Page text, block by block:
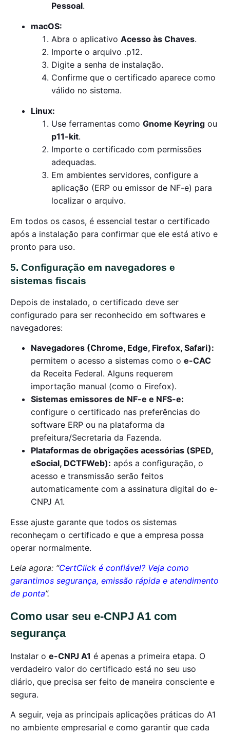
Pessoal.
macOS:
Abra o aplicativo Acesso às Chaves.
Importe o arquivo .p12.
Digite a senha de instalação.
Confirme que o certificado aparece como
válido no sistema.
Linux:
Use ferramentas como Gnome Keyring ou
p11-kit.
Importe o certificado com permissões
adequadas.
Em ambientes servidores, configure a
aplicação (ERP ou emissor de NF-e) para
localizar o arquivo.
Em todos os casos, é essencial testar o certificado
após a instalação para confirmar que ele está ativo e
pronto para uso.
5. Configuração em navegadores e
sistemas fiscais
Depois de instalado, o certificado deve ser
configurado para ser reconhecido em softwares e
navegadores:
Navegadores (Chrome, Edge, Firefox, Safari):
permitem o acesso a sistemas como o e-CAC
da Receita Federal. Alguns requerem
importação manual (como o Firefox).
Sistemas emissores de NF-e e NFS-e:
configure o certificado nas preferências do
software ERP ou na plataforma da
prefeitura/Secretaria da Fazenda.
Plataformas de obrigações acessórias (SPED,
eSocial, DCTFWeb): após a configuração, o
acesso e transmissão serão feitos
automaticamente com a assinatura digital do e-
CNPJ A1.
Esse ajuste garante que todos os sistemas
reconheçam o certificado e que a empresa possa
operar normalmente.
Leia agora: “CertClick é confiável? Veja como
garantimos segurança, emissão rápida e atendimento
de ponta”.
Como usar seu e-CNPJ A1 com
segurança
Instalar o e-CNPJ A1 é apenas a primeira etapa. O
verdadeiro valor do certificado está no seu uso
diário, que precisa ser feito de maneira consciente e
segura.
A seguir, veja as principais aplicações práticas do A1
no ambiente empresarial e como garantir que cada